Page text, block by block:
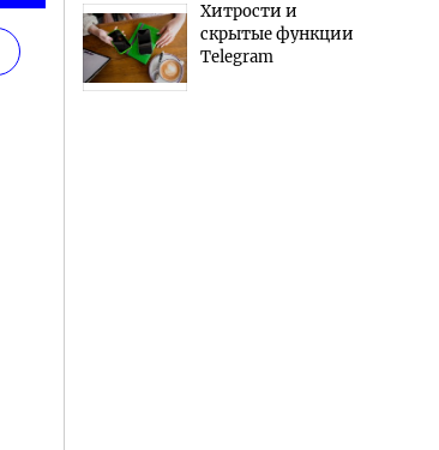
Хитрости и
скрытые функции
Telegram